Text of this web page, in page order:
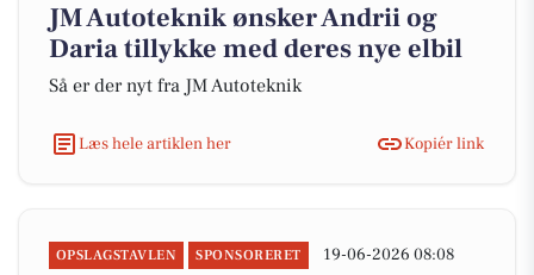
JM Autoteknik ønsker Andrii og
Daria tillykke med deres nye elbil
Så er der nyt fra JM Autoteknik
Læs hele artiklen her Kopiér link
OPSLAGSTAVLEN SPONSORERET 19-06-2026 08:08